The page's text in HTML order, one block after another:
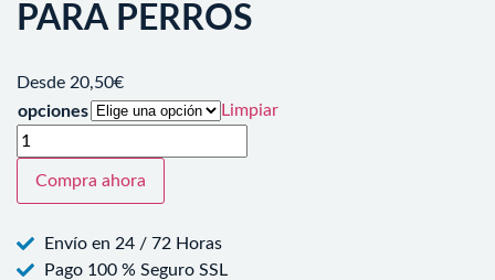
PARA PERROS
Desde 20,50€
opciones
Limpiar
Compra ahora
Envío en 24 / 72 Horas
Pago 100 % Seguro SSL